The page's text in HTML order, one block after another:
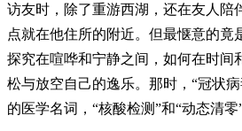
访友时，除了重游西湖，还在友人陪
点就在他住所的附近。但最惬意的竟
探究在喧哗和宁静之间，如何在时间
松与放空自己的逸乐。那时，“冠状
的医学名词，“核酸检测”和“动态清零